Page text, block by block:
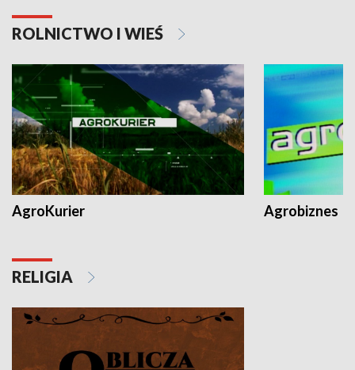
ROLNICTWO I WIEŚ
AgroKurier Agrobiznes
RELIGIA